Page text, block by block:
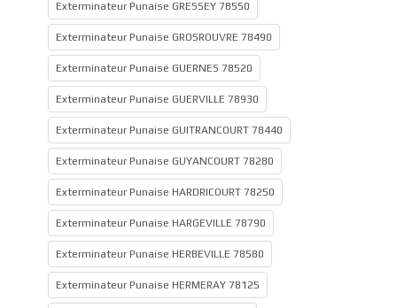
Exterminateur Punaise GRESSEY 78550
Exterminateur Punaise GROSROUVRE 78490
Exterminateur Punaise GUERNES 78520
Exterminateur Punaise GUERVILLE 78930
Exterminateur Punaise GUITRANCOURT 78440
Exterminateur Punaise GUYANCOURT 78280
Exterminateur Punaise HARDRICOURT 78250
Exterminateur Punaise HARGEVILLE 78790
Exterminateur Punaise HERBEVILLE 78580
Exterminateur Punaise HERMERAY 78125